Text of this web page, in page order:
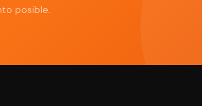
posible.